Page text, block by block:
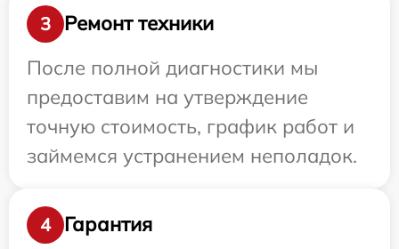
3
Ремонт техники
После полной диагностики мы
предоставим на утверждение
точную стоимость, график работ и
займемся устранением неполадок.
4
Гарантия